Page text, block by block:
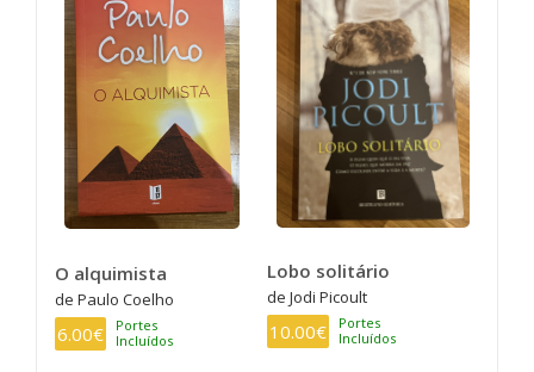
O alquimista
de Paulo Coelho
6.00€
Portes
Incluídos
Lobo solitário
de Jodi Picoult
10.00€
Portes
Incluídos